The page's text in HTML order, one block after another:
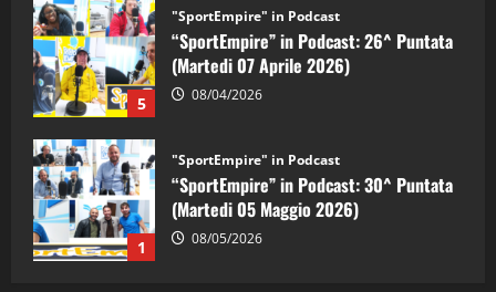
5 08/04/2026
1
"SportEmpire" in Podcast
08/05/2026
"SportEmpire" in Podcast